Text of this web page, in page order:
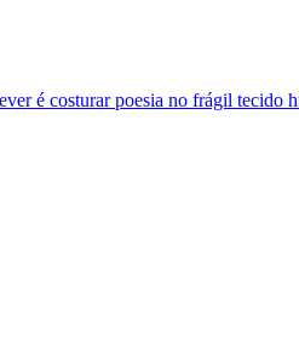
é costurar poesia no frágil tecido